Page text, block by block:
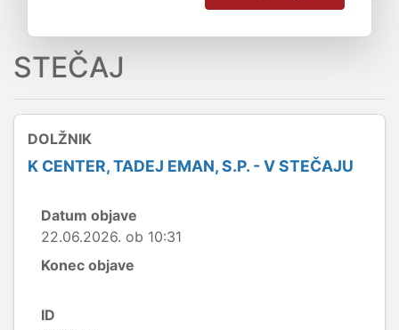
STEČAJ
DOLŽNIK
K CENTER, TADEJ EMAN, S.P. - V STEČAJU
Datum objave
22.06.2026. ob 10:31
Konec objave
ID